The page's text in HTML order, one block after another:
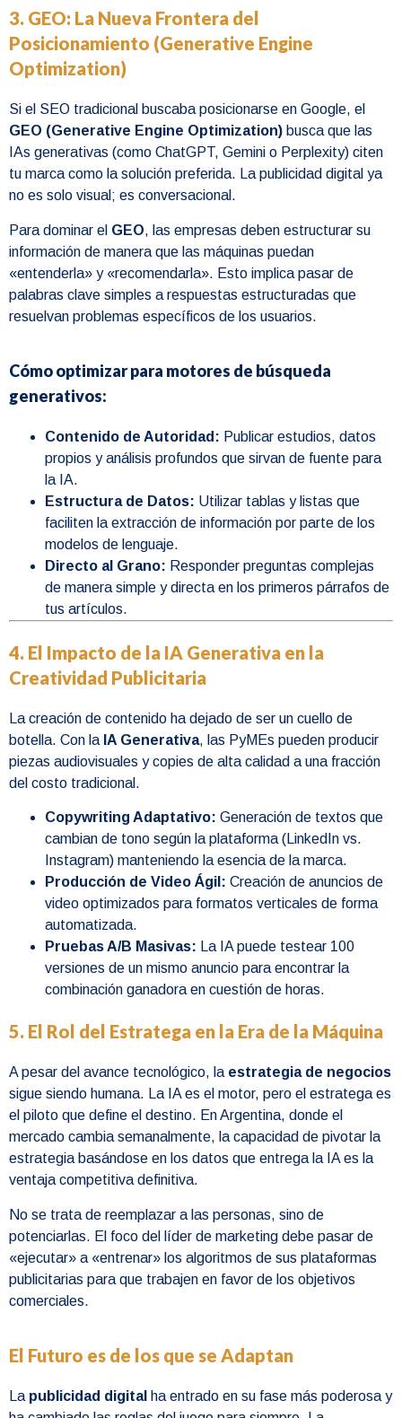
3. GEO: La Nueva Frontera del
Posicionamiento (Generative Engine
Optimization)
Si el SEO tradicional buscaba posicionarse en Google, el
GEO (Generative Engine Optimization) busca que las
IAs generativas (como ChatGPT, Gemini o Perplexity) citen
tu marca como la solución preferida. La publicidad digital ya
no es solo visual; es conversacional.
Para dominar el GEO, las empresas deben estructurar su
información de manera que las máquinas puedan
«entenderla» y «recomendarla». Esto implica pasar de
palabras clave simples a respuestas estructuradas que
resuelvan problemas específicos de los usuarios.
Cómo optimizar para motores de búsqueda
generativos:
Contenido de Autoridad: Publicar estudios, datos
propios y análisis profundos que sirvan de fuente para
la IA.
Estructura de Datos: Utilizar tablas y listas que
faciliten la extracción de información por parte de los
modelos de lenguaje.
Directo al Grano: Responder preguntas complejas
de manera simple y directa en los primeros párrafos de
tus artículos.
4. El Impacto de la IA Generativa en la
Creatividad Publicitaria
La creación de contenido ha dejado de ser un cuello de
botella. Con la IA Generativa, las PyMEs pueden producir
piezas audiovisuales y copies de alta calidad a una fracción
del costo tradicional.
Copywriting Adaptativo: Generación de textos que
cambian de tono según la plataforma (LinkedIn vs.
Instagram) manteniendo la esencia de la marca.
Producción de Video Ágil: Creación de anuncios de
video optimizados para formatos verticales de forma
automatizada.
Pruebas A/B Masivas: La IA puede testear 100
versiones de un mismo anuncio para encontrar la
combinación ganadora en cuestión de horas.
5. El Rol del Estratega en la Era de la Máquina
A pesar del avance tecnológico, la estrategia de negocios
sigue siendo humana. La IA es el motor, pero el estratega es
el piloto que define el destino. En Argentina, donde el
mercado cambia semanalmente, la capacidad de pivotar la
estrategia basándose en los datos que entrega la IA es la
ventaja competitiva definitiva.
No se trata de reemplazar a las personas, sino de
potenciarlas. El foco del líder de marketing debe pasar de
«ejecutar» a «entrenar» los algoritmos de sus plataformas
publicitarias para que trabajen en favor de los objetivos
comerciales.
El Futuro es de los que se Adaptan
La publicidad digital ha entrado en su fase más poderosa y